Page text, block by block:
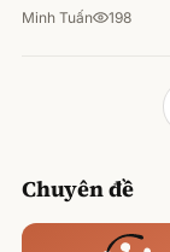
Minh Tuấn 198
Chuyên đề